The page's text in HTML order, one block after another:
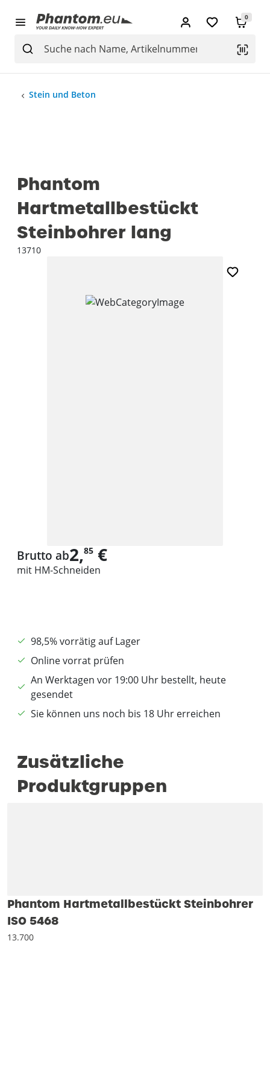
0
Stein und Beton
Phantom
Hartmetallbestückt
Steinbohrer lang
13710
Brutto ab2,85 €
mit HM-Schneiden
98,5% vorrätig auf Lager
Online vorrat prüfen
An Werktagen vor 19:00 Uhr bestellt, heute
gesendet
Sie können uns noch bis 18 Uhr erreichen
Zusätzliche
Produktgruppen
Phantom Hartmetallbestückt Steinbohrer
ISO 5468
13.700